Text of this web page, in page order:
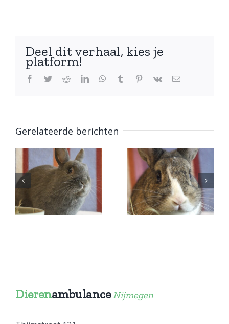
Benjamin
Deel dit verhaal, kies je
platform!
Facebook
TwitterRedditLinkedInWhatsApp
Tumblr Pinterest
Vk
E-
Gerelateerde berichten
Lenny –
Ram
Olly – Ram
Dierenambulance Nijmegen